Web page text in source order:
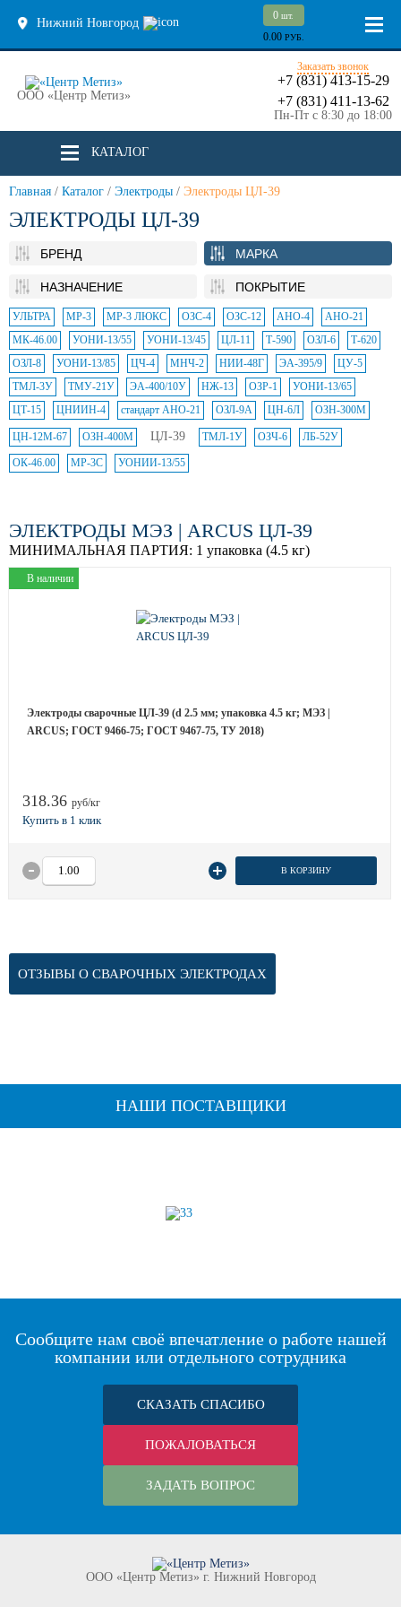
Нижний Новгород
0 шт.
0.00 РУБ.
ООО «Центр Метиз»
Заказать звонок
+7 (831) 413-15-29
+7 (831) 411-13-62
Пн-Пт с 8:30 до 18:00
КАТАЛОГ
Главная / Каталог / Электроды / Электроды ЦЛ-39
ЭЛЕКТРОДЫ ЦЛ-39
БРЕНД МАРКА
НАЗНАЧЕНИЕ ПОКРЫТИЕ
УЛЬТРА МР-3 МР-3 ЛЮКС ОЗС-4 ОЗС-12 АНО-4
АНО-21
МК-46.00
УОНИ-13/55 УОНИ-13/45 ЦЛ-11 Т-590 ОЗЛ-6
Т-620
ОЗЛ-8
УОНИ-13/85 ЦЧ-4 МНЧ-2 НИИ-48Г ЭА-395/9
ЦУ-5
ТМЛ-3У
ТМУ-21У ЭА-400/10У НЖ-13 ОЗР-1
УОНИ-13/65
ЦТ-15
ЦНИИН-4 стандарт АНО-21 ОЗЛ-9А ЦН-6Л ОЗН-300М
ЦН-12М-67 ОЗН-400М ЦЛ-39 ТМЛ-1У ОЗЧ-6 ЛБ-52У
ОК-46.00 МР-3С УОНИИ-13/55
ЭЛЕКТРОДЫ МЭЗ | ARCUS ЦЛ-39
МИНИМАЛЬНАЯ ПАРТИЯ: 1 упаковка (4.5 кг)
В наличии
Электроды сварочные ЦЛ-39 (d 2.5 мм; упаковка 4.5 кг; МЭЗ |
ARCUS; ГОСТ 9466-75; ГОСТ 9467-75, ТУ 2018)
318.36 руб/кг
В КОРЗИНУ
ОТЗЫВЫ О СВАРОЧНЫХ ЭЛЕКТРОДАХ
НАШИ ПОСТАВЩИКИ
Сообщите нам своё впечатление о работе нашей
компании или отдельного сотрудника
СКАЗАТЬ СПАСИБО
ПОЖАЛОВАТЬСЯ
ЗАДАТЬ ВОПРОС
ООО «Центр Метиз» г. Нижний Новгород